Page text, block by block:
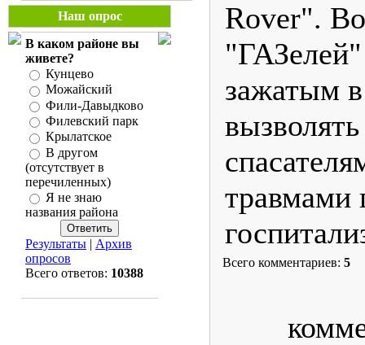
Наш опрос
В каком районе вы
живете?
Кунцево
Можайский
Фили-Давыдково
Филевский парк
Крылатское
В другом
(отсутствует в
перечиленных)
Я не знаю
названия района
Результаты | Архив
опросов
Всего ответов: 10388
Rover".
"ГАЗелей"
зажатым
травмами
Всего комментариев: 5